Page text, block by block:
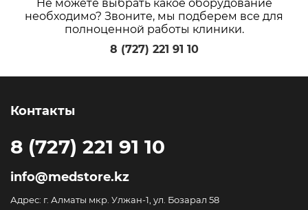
Не можете выбрать какое оборудование
необходимо? Звоните, мы подберем все для
полноценной работы клиники.
8 (727) 221 91 10
Контакты
8 (727) 221 91 10
info@medstore.kz
Адрес: г. Алматы мкр. Улжан-1, ул. Бозарал 58